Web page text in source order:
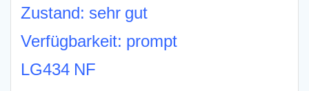
Zustand: sehr gut
Verfügbarkeit: prompt
LG434 NF